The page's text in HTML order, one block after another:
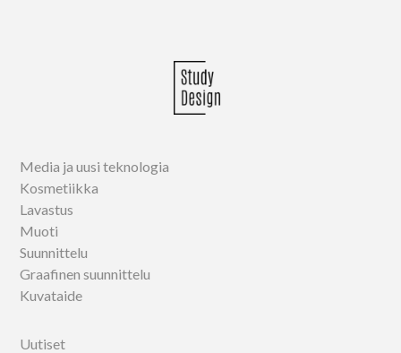
Media ja uusi teknologia
Kosmetiikka
Lavastus
Muoti
Suunnittelu
Graafinen suunnittelu
Kuvataide
Uutiset